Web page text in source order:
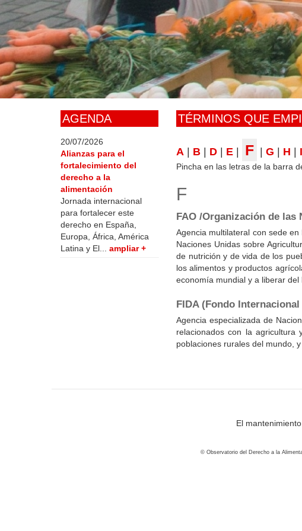
Skip
to
main
content
AGENDA
20/07/2026
Alianzas para el
fortalecimiento del
derecho a la
alimentación
Jornada internacional
para fortalecer este
derecho en España,
Europa, África, América
Latina y El... ampliar +
TÉRMINOS QUE
A | B | D | E | F | G | H | I
Pincha en las letras de la barra
F
FAO /Organización de
Agencia multilateral con sede
Naciones Unidas sobre
de nutrición y de vida de los
los alimentos y productos
economía mundial y a liberar del
FIDA (Fondo
Agencia especializada de
relacionados con la
poblaciones rurales del mundo,
El
© Observatorio del Derecho a la